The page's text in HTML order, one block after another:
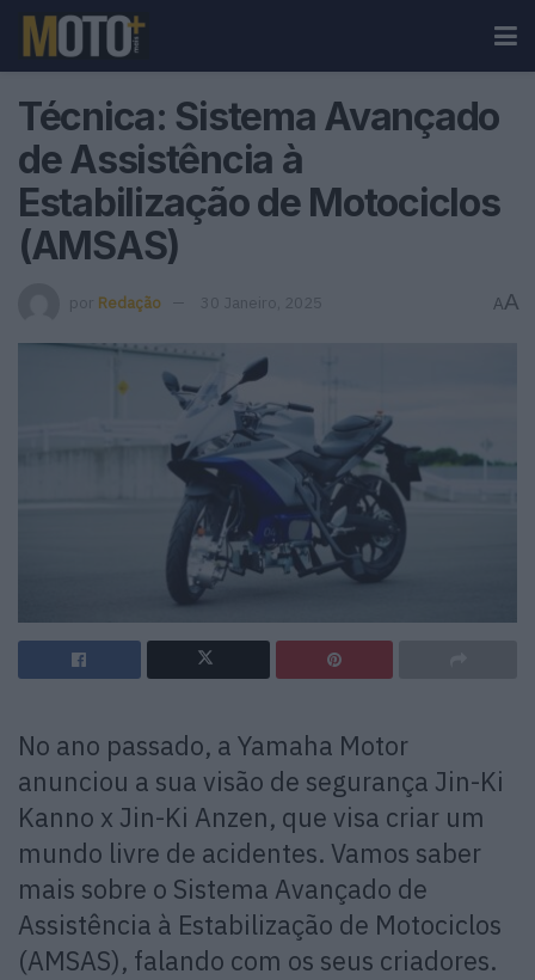
Técnica: Sistema Avançado
de Assistência à
Estabilização de Motociclos
(AMSAS)
por Redação 30 Janeiro, 2025 AA
No ano passado, a Yamaha Motor
anunciou a sua visão de segurança Jin-Ki
Kanno x Jin-Ki Anzen, que visa criar um
mundo livre de acidentes. Vamos saber
mais sobre o Sistema Avançado de
Assistência à Estabilização de Motociclos
(AMSAS), falando com os seus criadores.